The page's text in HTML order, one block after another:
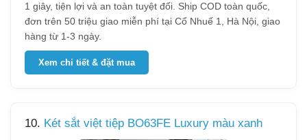
1 giây, tiện lợi và an toàn tuyệt đối. Ship COD toàn quốc,
đơn trên 50 triệu giao miễn phí tại Cổ Nhuế 1, Hà Nội, giao
hàng từ 1-3 ngày.
Xem chi tiết & đặt mua
10. Két sắt việt tiệp BO63FE Luxury màu xanh